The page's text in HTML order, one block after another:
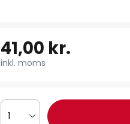
41,00 kr.
inkl. moms
1